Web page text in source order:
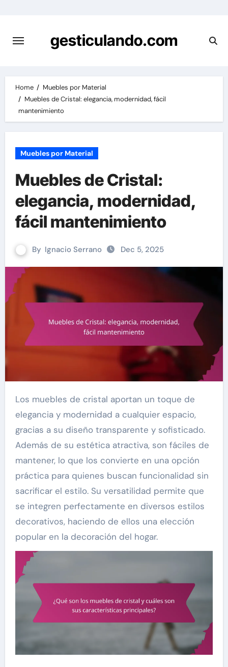
content
gesticulando.com
Home
Muebles por Material
Muebles de Cristal: elegancia, modernidad, fácil
mantenimiento
Muebles por Material
Muebles de Cristal:
elegancia, modernidad,
fácil mantenimiento
By Ignacio Serrano Dec 5, 2025
Los muebles de cristal aportan un toque de
elegancia y modernidad a cualquier espacio,
gracias a su diseño transparente y sofisticado.
Además de su estética atractiva, son fáciles de
mantener, lo que los convierte en una opción
práctica para quienes buscan funcionalidad sin
sacrificar el estilo. Su versatilidad permite que
se integren perfectamente en diversos estilos
decorativos, haciendo de ellos una elección
popular en la decoración del hogar.